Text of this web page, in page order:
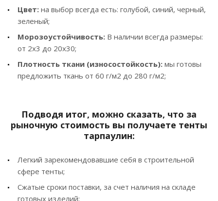
Цвет: на выбор всегда есть: голубой, синий, черный,
зеленый;
Морозоустойчивость: В наличии всегда размеры:
от 2х3 до 20х30;
Плотность ткани (износостойкость): мы готовы
предложить ткань от 60 г/м2 до 280 г/м2;
Подводя итог, можно сказать, что за
рыночную стоимость вы получаете тенты
тарпаулин:
Легкий зарекомендовавшие себя в строительной
сфере тенты;
Сжатые сроки поставки, за счет наличия на складе
готовых изделий;